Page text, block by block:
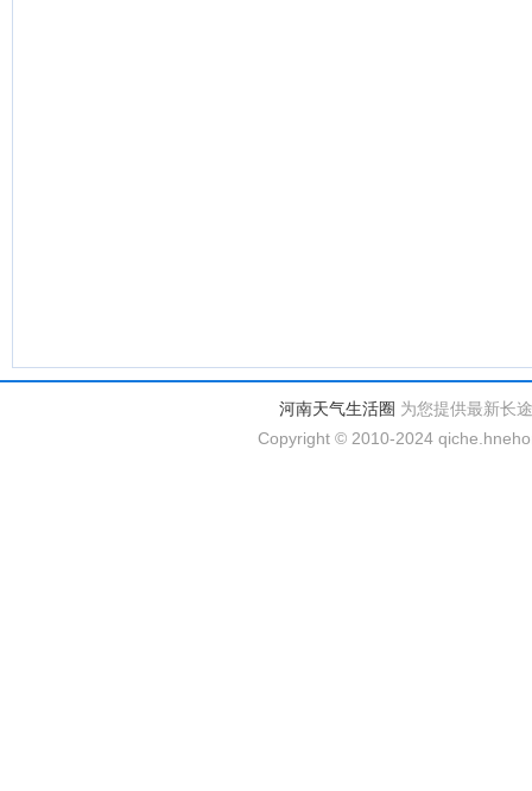
河南天气生活圈 为您提供最新长
Copyright © 2010-2024